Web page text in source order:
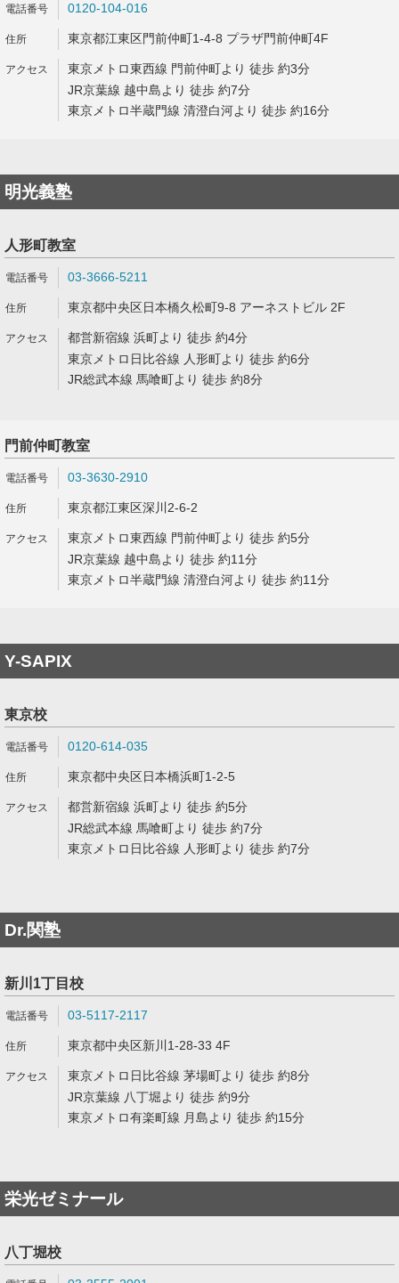
0120-104-016
東京都江東区門前仲町1-4-8 プラザ門前仲町4F
東京メトロ東西線 門前仲町より 徒歩 約3分
JR京葉線 越中島より 徒歩 約7分
東京メトロ半蔵門線 清澄白河より 徒歩 約16分
明光義塾
人形町教室
03-3666-5211
東京都中央区日本橋久松町9-8 アーネストビル 2F
都営新宿線 浜町より 徒歩 約4分
東京メトロ日比谷線 人形町より 徒歩 約6分
JR総武本線 馬喰町より 徒歩 約8分
門前仲町教室
03-3630-2910
東京都江東区深川2-6-2
東京メトロ東西線 門前仲町より 徒歩 約5分
JR京葉線 越中島より 徒歩 約11分
東京メトロ半蔵門線 清澄白河より 徒歩 約11分
Y-SAPIX
東京校
0120-614-035
東京都中央区日本橋浜町1-2-5
都営新宿線 浜町より 徒歩 約5分
JR総武本線 馬喰町より 徒歩 約7分
東京メトロ日比谷線 人形町より 徒歩 約7分
Dr.関塾
新川1丁目校
03-5117-2117
東京都中央区新川1-28-33 4F
東京メトロ日比谷線 茅場町より 徒歩 約8分
JR京葉線 八丁堀より 徒歩 約9分
東京メトロ有楽町線 月島より 徒歩 約15分
栄光ゼミナール
八丁堀校